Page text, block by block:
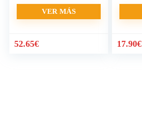
VER MÁS
52.65€ 17.90€